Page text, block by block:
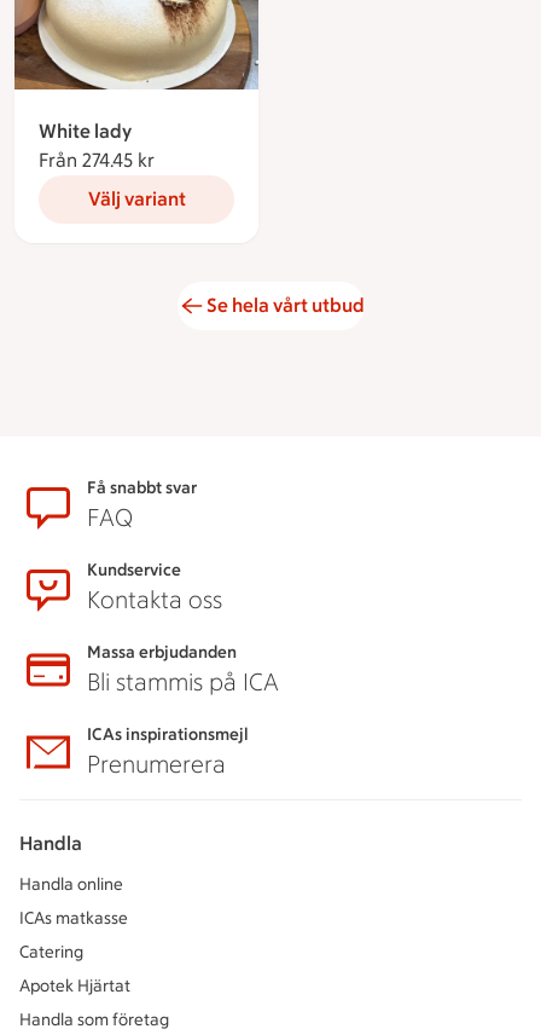
White lady
Från 274.45 kr
Välj variant
Se hela vårt utbud
SidfotFå snabbt svar
FAQ
Kundservice
Kontakta oss
Massa erbjudanden
Bli stammis på ICA
ICAs inspirationsmejl
Prenumerera
Handla
Handla online
ICAs matkasse
Catering
Apotek Hjärtat
Handla som företag